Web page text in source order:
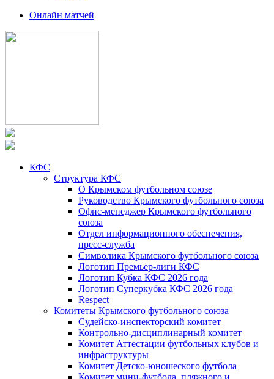
Онлайн матчей
КФС
Структура КФС
О Крымском футбольном союзе
Руководство Крымского футбольного союза
Офис-менеджер Крымского футбольного
союза
Отдел информационного обеспечения,
пресс-служба
Символика Крымского футбольного союза
Логотип Премьер-лиги КФС
Логотип Кубка КФС 2026 года
Логотип Суперкубка КФС 2026 года
Respect
Комитеты Крымского футбольного союза
Судейско-инспекторский комитет
Контрольно-дисциплинарный комитет
Комитет Аттестации футбольных клубов и
инфраструктуры
Комитет Детско-юношеского футбола
Комитет мини-футбола, пляжного и